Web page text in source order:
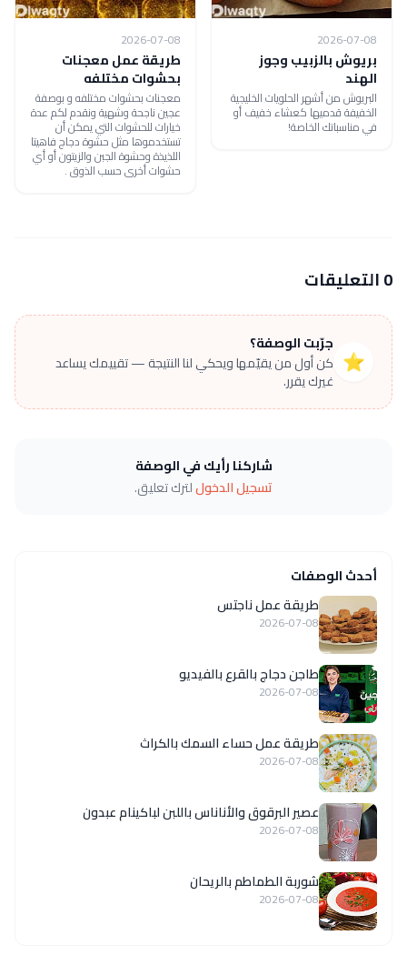
2026-07-08
بريوش بالزبيب وجوز
الهند
البريوش من أشهر الحلويات الخليجية
الخفيفة قدميها كعشاء خفيف أو
في مناسباتك الخاصة!
2026-07-08
طريقة عمل معجنات
بحشوات مختلفه
معجنات بحشوات مختلفه و بوصفة
عجين ناجحة وشهية ونقدم لكم عدة
خيارات للحشوات التي يمكن أن
تستخدموها مثل حشوة دجاج فاهيتا
اللذيذة وحشوة الجبن والزيتون أو أي
حشوات أخرى حسب الذوق .
0 التعليقات
⭐
جرّبت الوصفة؟
كن أول من يقيّمها ويحكي لنا النتيجة — تقييمك يساعد
غيرك يقرر.
شاركنا رأيك في الوصفة
تسجيل الدخوللترك تعليق.
أحدث الوصفات
طريقة عمل ناجتس
2026-07-08
طاجن دجاج بالقرع بالفيديو
2026-07-08
طريقة عمل حساء السمك بالكراث
2026-07-08
عصير البرقوق والأناناس باللبن لباكينام عبدون
2026-07-08
شوربة الطماطم بالريحان
2026-07-08